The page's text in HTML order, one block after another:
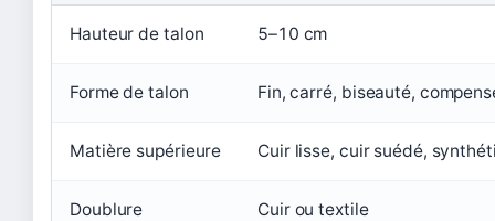
Hauteur de talon 5–10 cm
Forme de talon Fin, carré, biseauté,
Matière supérieure Cuir lisse, cuir suédé,
Doublure Cuir ou textile